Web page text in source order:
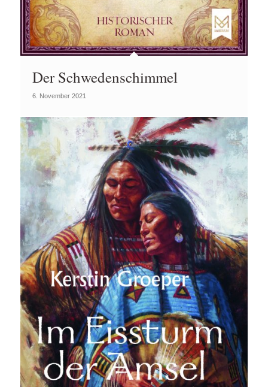
Der Schwedenschimmel
6. November 2021